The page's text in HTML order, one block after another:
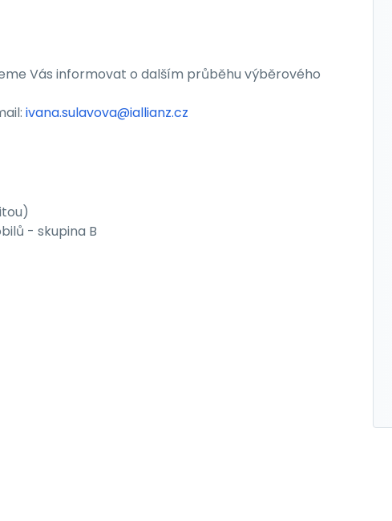
Vás informovat o dalším průběhu výběrového
ivana.sulavova@iallianz.cz
- skupina B